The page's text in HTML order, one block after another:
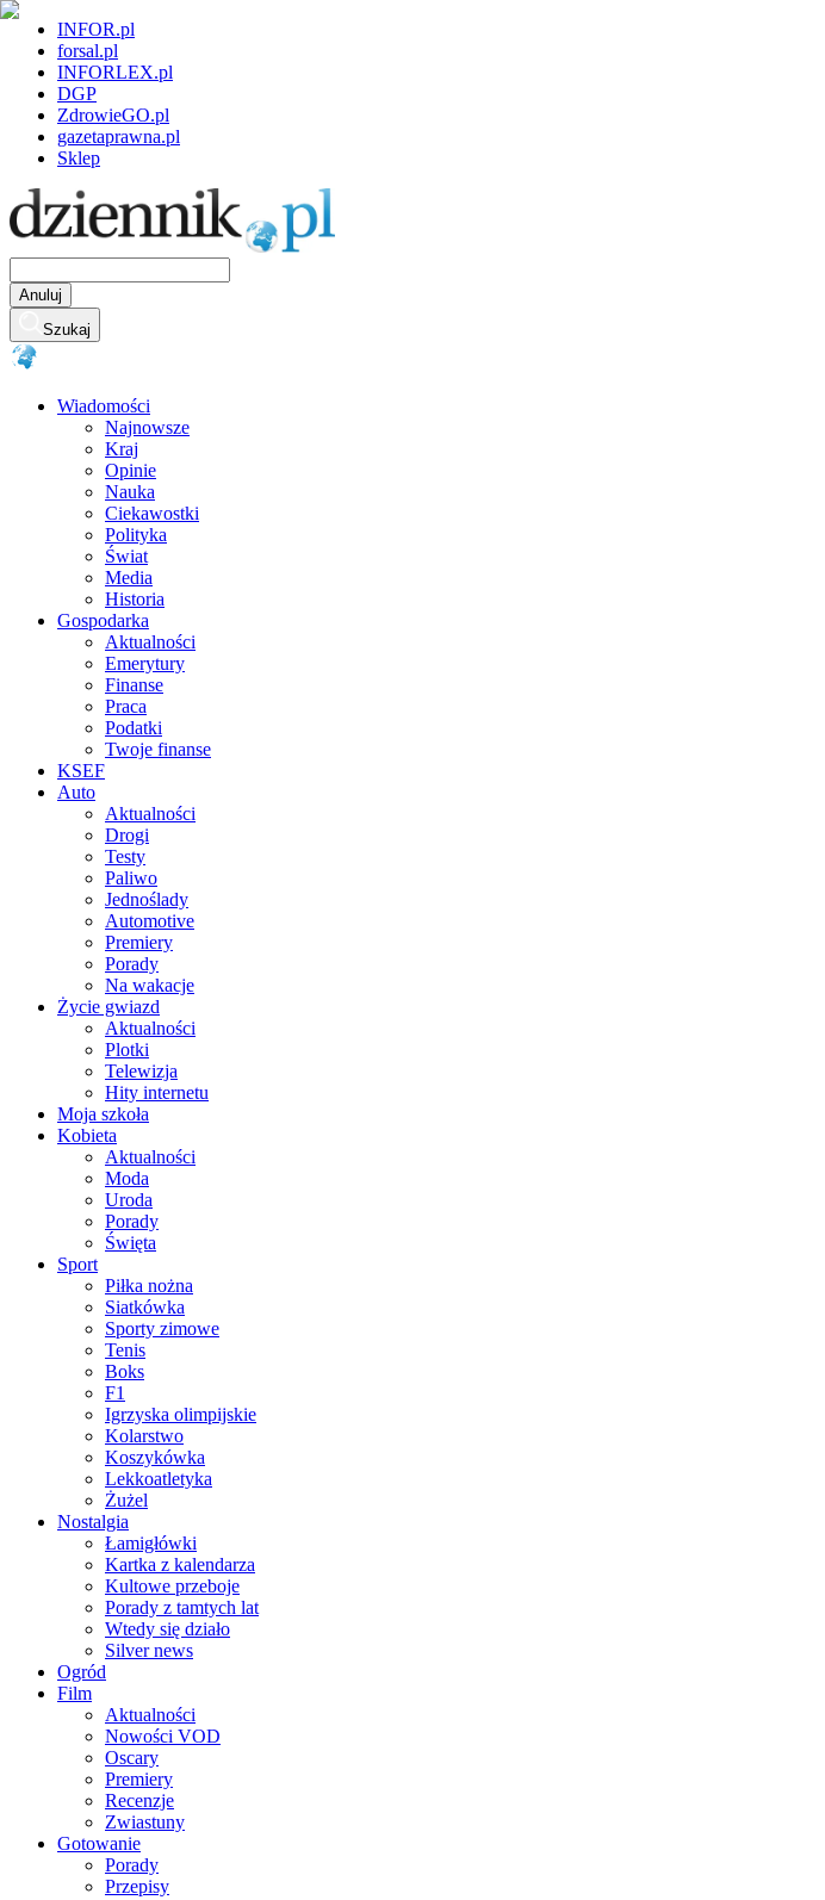
INFOR.pl
forsal.pl
INFORLEX.pl
DGP
ZdrowieGO.pl
gazetaprawna.pl
Sklep
Anuluj
Szukaj
Wiadomości
Najnowsze
Kraj
Opinie
Nauka
Ciekawostki
Polityka
Świat
Media
Historia
Gospodarka
Aktualności
Emerytury
Finanse
Praca
Podatki
Twoje finanse
KSEF
Auto
Aktualności
Drogi
Testy
Paliwo
Jednoślady
Automotive
Premiery
Porady
Na wakacje
Życie gwiazd
Aktualności
Plotki
Telewizja
Hity internetu
Moja szkoła
Kobieta
Aktualności
Moda
Uroda
Porady
Święta
Sport
Piłka nożna
Siatkówka
Sporty zimowe
Tenis
Boks
F1
Igrzyska olimpijskie
Kolarstwo
Koszykówka
Lekkoatletyka
Żużel
Nostalgia
Łamigłówki
Kartka z kalendarza
Kultowe przeboje
Porady z tamtych lat
Wtedy się działo
Silver news
Ogród
Film
Aktualności
Nowości VOD
Oscary
Premiery
Recenzje
Zwiastuny
Gotowanie
Porady
Przepisy